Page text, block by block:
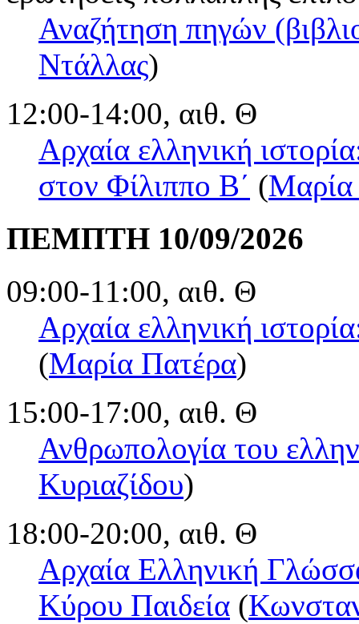
Αναζήτηση πηγών
Ντάλλας)
12:00-14:00, αιθ. Θ
Αρχαία ελληνική
στον Φίλιππο Β΄ (Μαρία
ΠΕΜΠΤΗ 10/09/2026
09:00-11:00, αιθ. Θ
Αρχαία ελληνική
(Μαρία Πατέρα)
15:00-17:00, αιθ. Θ
Ανθρωπολογία του
Κυριαζίδου)
18:00-20:00, αιθ. Θ
Αρχαία Ελληνική
Κύρου Παιδεία (